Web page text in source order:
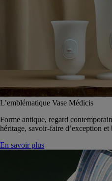
L’emblématique Vase Médicis
Forme antique, regard
héritage, savoir-faire d’exception
En savoir plus